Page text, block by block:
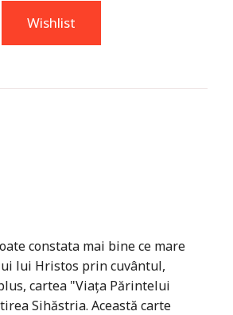
Wishlist
constata mai bine ce mare
lui Hristos prin cuvântul,
cartea "Viaţa Părintelui
Sihăstria. Această carte